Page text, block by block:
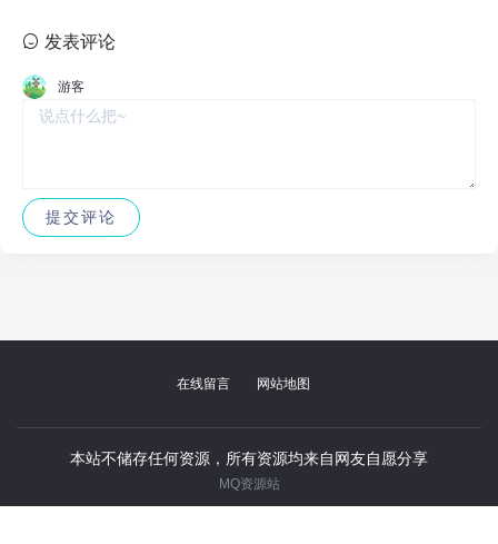
发表评论
游客
在线留言 网站地图
本站不储存任何资源，所有资源均来自网友自愿分享
MQ资源站